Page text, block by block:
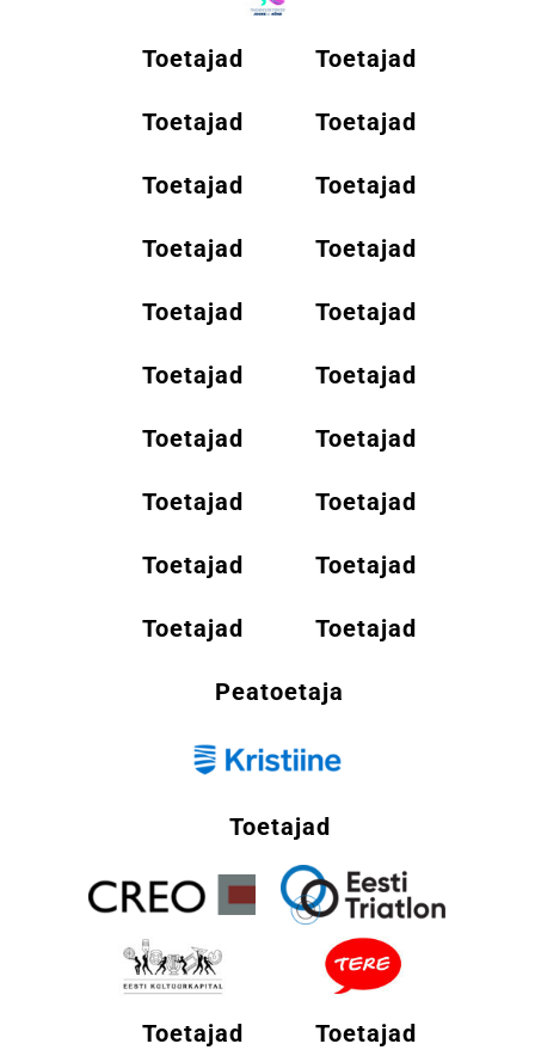
Toetajad Toetajad
Toetajad Toetajad
Toetajad Toetajad
Toetajad Toetajad
Toetajad Toetajad
Toetajad Toetajad
Toetajad Toetajad
Toetajad Toetajad
Toetajad Toetajad
Toetajad Toetajad
Peatoetaja
Toetajad
Toetajad Toetajad